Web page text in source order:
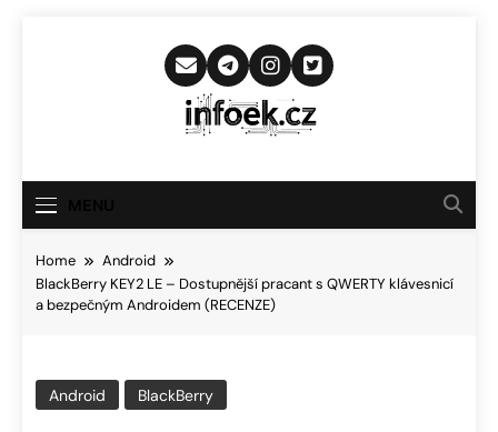
Infoek.cz
Novinkám
Home
Android
BlackBerry KEY2 LE – Dostupnější pracant s QWERTY klávesnicí
a bezpečným Androidem (RECENZE)
Android BlackBerry